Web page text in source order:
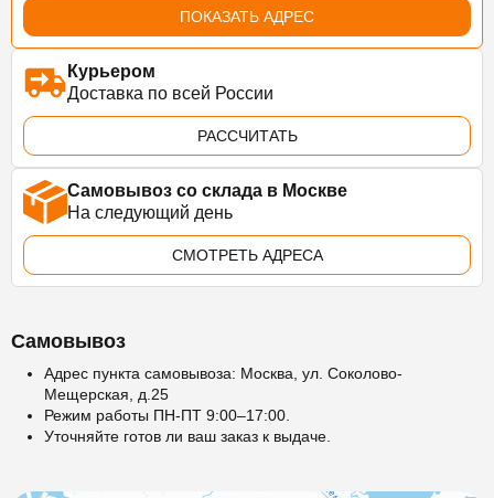
ПОКАЗАТЬ АДРЕС
Курьером
Доставка по всей России
РАССЧИТАТЬ
Самовывоз со склада в Москве
На следующий день
СМОТРЕТЬ АДРЕСА
Самовывоз
Адрес пункта самовывоза: Москва, ул. Соколово-
Мещерская, д.25
Режим работы ПН-ПТ 9:00–17:00.
Уточняйте готов ли ваш заказ к выдаче.